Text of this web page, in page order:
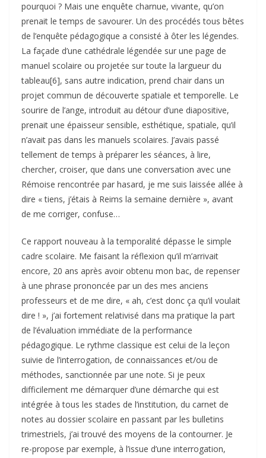
pourquoi ? Mais une enquête charnue, vivante, qu’on
prenait le temps de savourer. Un des procédés tous bêtes
de l’enquête pédagogique a consisté à ôter les légendes.
La façade d’une cathédrale légendée sur une page de
manuel scolaire ou projetée sur toute la largueur du
tableau[6], sans autre indication, prend chair dans un
projet commun de découverte spatiale et temporelle. Le
sourire de l’ange, introduit au détour d’une diapositive,
prenait une épaisseur sensible, esthétique, spatiale, qu’il
n’avait pas dans les manuels scolaires. J’avais passé
tellement de temps à préparer les séances, à lire,
chercher, croiser, que dans une conversation avec une
Rémoise rencontrée par hasard, je me suis laissée allée à
dire « tiens, j’étais à Reims la semaine dernière », avant
de me corriger, confuse…
Ce rapport nouveau à la temporalité dépasse le simple
cadre scolaire. Me faisant la réflexion qu’il m’arrivait
encore, 20 ans après avoir obtenu mon bac, de repenser
à une phrase prononcée par un des mes anciens
professeurs et de me dire, « ah, c’est donc ça qu’il voulait
dire ! », j’ai fortement relativisé dans ma pratique la part
de l’évaluation immédiate de la performance
pédagogique. Le rythme classique est celui de la leçon
suivie de l’interrogation, de connaissances et/ou de
méthodes, sanctionnée par une note. Si je peux
difficilement me démarquer d’une démarche qui est
intégrée à tous les stades de l’institution, du carnet de
notes au dossier scolaire en passant par les bulletins
trimestriels, j’ai trouvé des moyens de la contourner. Je
re-propose par exemple, à l’issue d’une interrogation,